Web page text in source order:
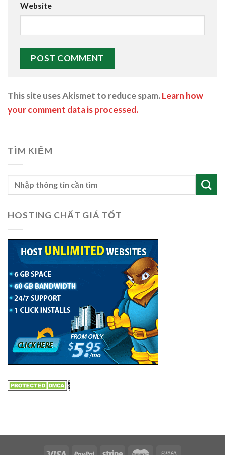
Website
This site uses Akismet to reduce spam.Learn how
your comment data is processed.
TÌM KIẾM
HOSTING CHẤT GIÁ TỐT